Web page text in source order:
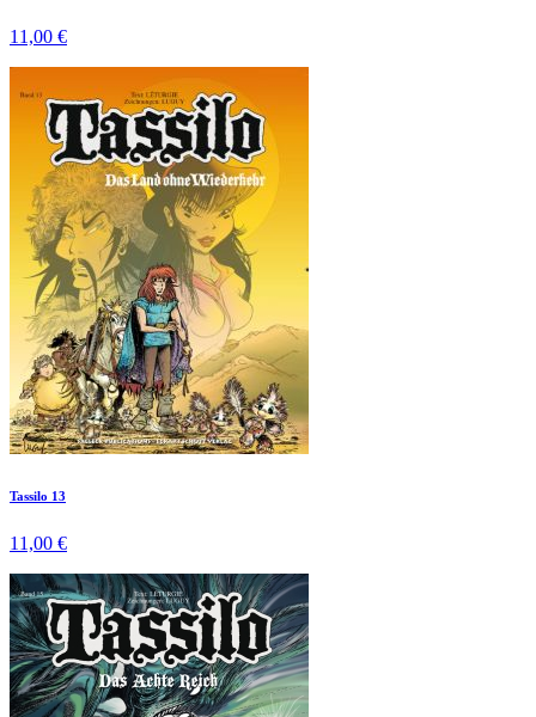
11,00 €
Tassilo 13
11,00 €